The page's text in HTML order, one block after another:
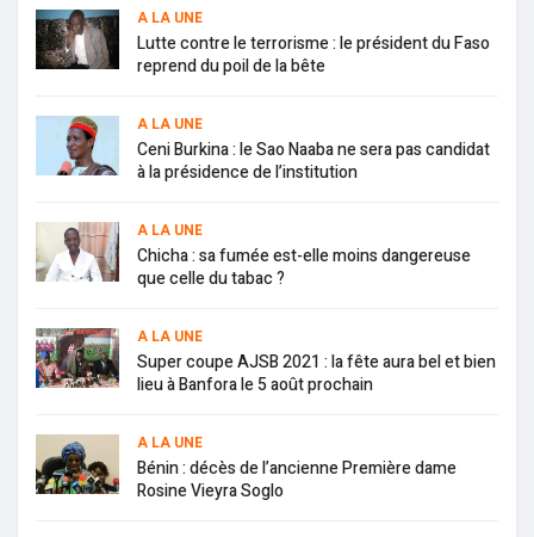
A LA UNE
Lutte contre le terrorisme : le président du Faso
reprend du poil de la bête
A LA UNE
Ceni Burkina : le Sao Naaba ne sera pas candidat
à la présidence de l’institution
A LA UNE
Chicha : sa fumée est-elle moins dangereuse
que celle du tabac ?
A LA UNE
Super coupe AJSB 2021 : la fête aura bel et bien
lieu à Banfora le 5 août prochain
A LA UNE
Bénin : décès de l’ancienne Première dame
Rosine Vieyra Soglo